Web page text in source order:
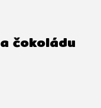
čokoládu